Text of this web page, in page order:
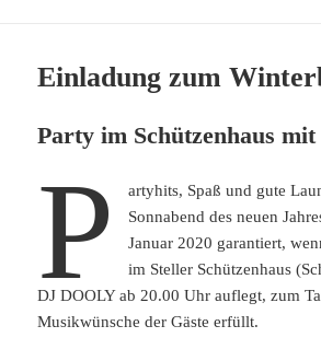
Einladung zum
Party im Schützenhaus
P
artyhits, Spaß und gute
Sonnabend des neuen
Januar 2020 garantiert,
im Steller Schützenhaus
DJ DOOLY ab 20.00 Uhr auflegt, zum
Musikwünsche der Gäste erfüllt.